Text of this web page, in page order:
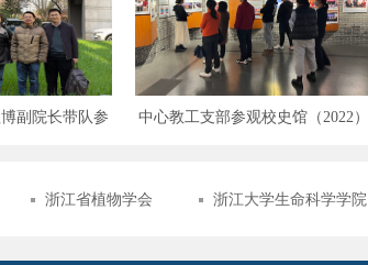
生物信息学实验室(210,2
34)
负责人：霍颖异
植物组织培养实验室(11
5,117)
负责人：徐程
副院长带队参 中心教工支部参观校史馆（2022）
浙江省植物学会 浙江大学生命科学学院